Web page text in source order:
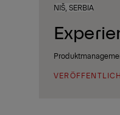
NIŠ, SERBIA